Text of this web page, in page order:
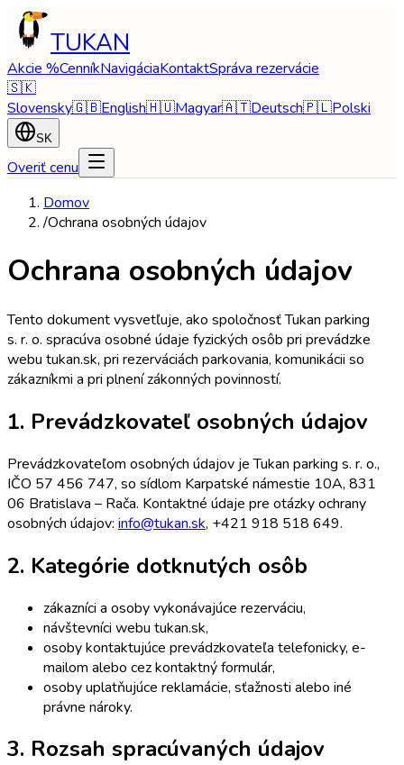
TUKAN
Akcie %CenníkNavigáciaKontaktSpráva rezervácie
🇸🇰
Slovensky🇬🇧English🇭🇺Magyar🇦🇹Deutsch🇵🇱Polski
SK
Overiť cenu
Domov
/Ochrana osobných údajov
Ochrana osobných údajov
Tento dokument vysvetľuje, ako spoločnosť Tukan parking
s. r. o. spracúva osobné údaje fyzických osôb pri prevádzke
webu tukan.sk, pri rezerváciách parkovania, komunikácii so
zákazníkmi a pri plnení zákonných povinností.
1. Prevádzkovateľ osobných údajov
Prevádzkovateľom osobných údajov je Tukan parking s. r. o.,
IČO 57 456 747, so sídlom Karpatské námestie 10A, 831
06 Bratislava – Rača. Kontaktné údaje pre otázky ochrany
osobných údajov: info@tukan.sk, +421 918 518 649.
2. Kategórie dotknutých osôb
zákazníci a osoby vykonávajúce rezerváciu,
návštevníci webu tukan.sk,
osoby kontaktujúce prevádzkovateľa telefonicky, e-
mailom alebo cez kontaktný formulár,
osoby uplatňujúce reklamácie, sťažnosti alebo iné
právne nároky.
3. Rozsah spracúvaných údajov